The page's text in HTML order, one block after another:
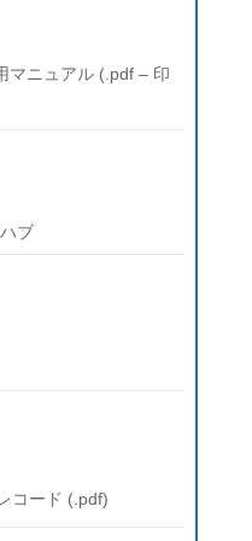
マニュアル (.pdf – 印
ブ
コード (.pdf)